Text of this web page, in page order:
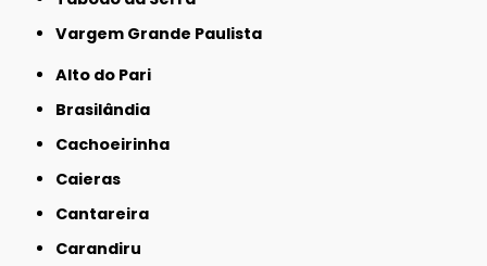
Vargem Grande Paulista
Alto do Pari
Brasilândia
Cachoeirinha
Caieras
Cantareira
Carandiru